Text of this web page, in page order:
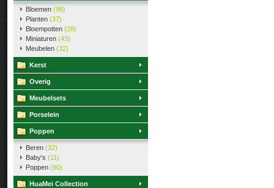
Bloemen (98)
Planten (37)
Bloempotten (28)
Miniaturen (43)
Meubelen (32)
Kerst
Overig
Meubelsets
Porselein
Poppen
Beren (32)
Baby's (11)
Poppen (90)
HuaMei Collection